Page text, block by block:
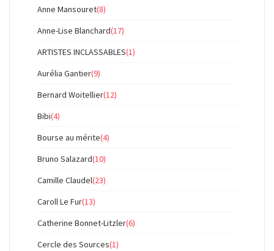
Anne Mansouret(8)
Anne-Lise Blanchard(17)
ARTISTES INCLASSABLES(1)
Aurélia Gantier(9)
Bernard Woitellier(12)
Bibi(4)
Bourse au mérite(4)
Bruno Salazard(10)
Camille Claudel(23)
Caroll Le Fur(13)
Catherine Bonnet-Litzler(6)
Cercle des Sources(1)